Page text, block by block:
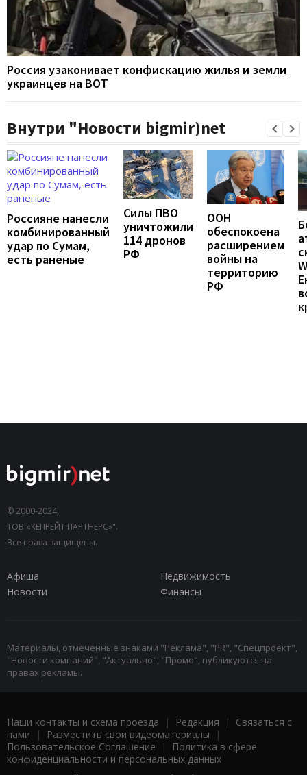
Россия узаконивает конфискацию жилья и земли
украинцев на ВОТ
Внутри "Новости bigmir)net
Россияне нанесли
комбинированный
удар по Сумам,
есть раненые
Силы ПВО
уничтожили
114 дронов
РФ
ООН
обеспокоена
расширением
войны на
территорию
РФ
© 2000-2024,
ТОВ «КЕПРЕЙТ ПАРТНЕРС»".
Все права защищены.
Афиша
Недвижимость
Новости
Финансы
Материалы, отмеченные знаками "Реклама", "PR", "Спецпроект",
"Новости компаний", "Актуально", "Промо", публикуются на
правах рекламы.
Наши контакты и схема проезда | Редакция | Связаться с
нами | Разместить свои видеоматериалы |
Пользовательское Соглашение |
Политика в сфере
конфиденциальности и персональных данных